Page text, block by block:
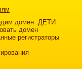
домен .ДЕТИ
домен
регистраторы